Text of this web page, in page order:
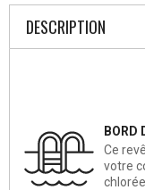
DESCRIPTION
BORD
Ce
votre